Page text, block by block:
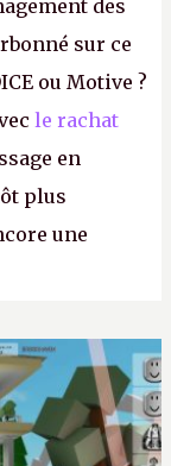
des
sur ce
ou Motive ?
le rachat
en
plus
une